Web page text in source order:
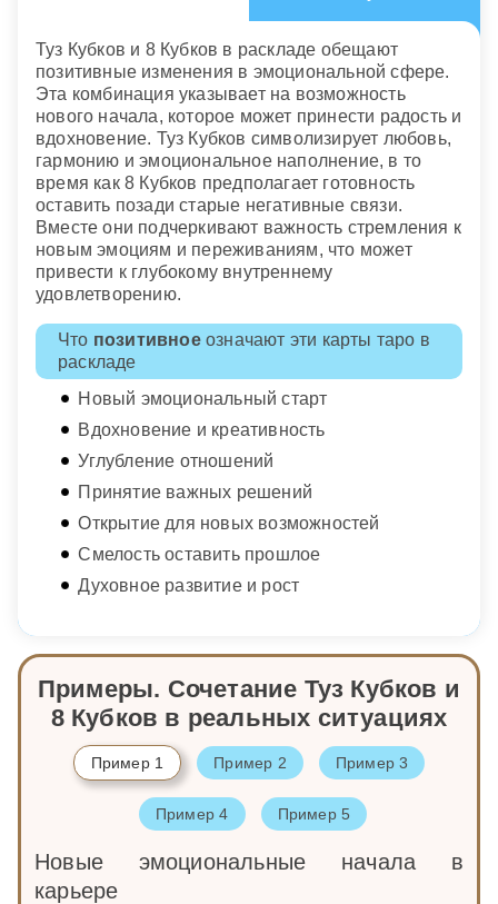
Туз Кубков и 8 Кубков в раскладе обещают
позитивные изменения в эмоциональной сфере.
Эта комбинация указывает на возможность
нового начала, которое может принести радость и
вдохновение. Туз Кубков символизирует любовь,
гармонию и эмоциональное наполнение, в то
время как 8 Кубков предполагает готовность
оставить позади старые негативные связи.
Вместе они подчеркивают важность стремления к
новым эмоциям и переживаниям, что может
привести к глубокому внутреннему
удовлетворению.
Что позитивноеозначают эти карты таро в
раскладе
Новый эмоциональный старт
Вдохновение и креативность
Углубление отношений
Принятие важных решений
Открытие для новых возможностей
Смелость оставить прошлое
Духовное развитие и рост
Примеры. Сочетание Туз Кубков и
8 Кубков в реальных ситуациях
Пример 1 Пример 2 Пример 3
Пример 4 Пример 5
Новые эмоциональные начала в
карьере